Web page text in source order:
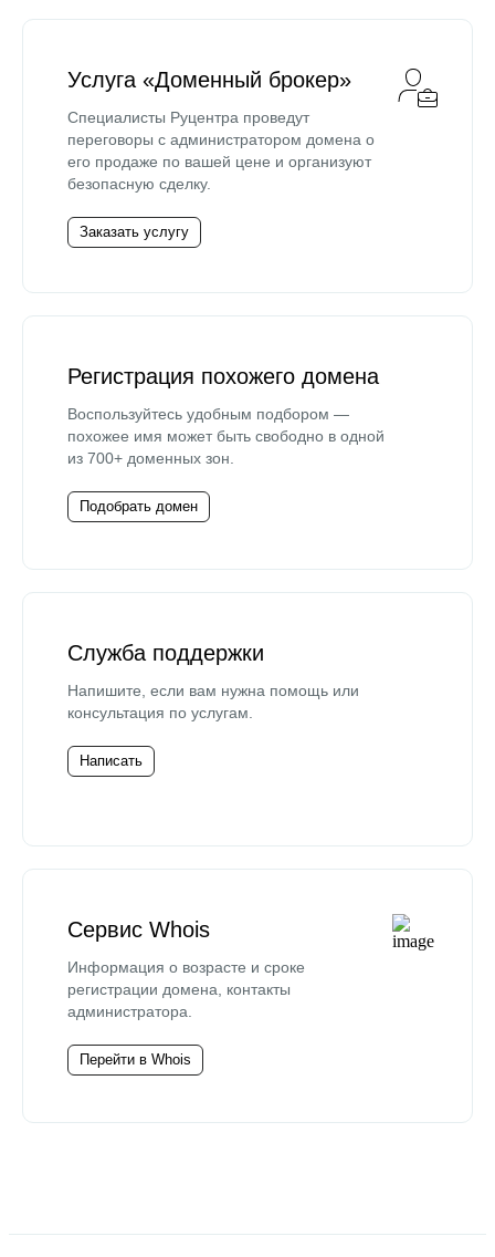
Услуга «Доменный брокер»
Специалисты Руцентра проведут
переговоры с администратором домена о
его продаже по вашей цене и организуют
безопасную сделку.
Заказать услугу
Регистрация похожего домена
Воспользуйтесь удобным подбором —
похожее имя может быть свободно в одной
из 700+ доменных зон.
Подобрать домен
Служба поддержки
Напишите, если вам нужна помощь или
консультация по услугам.
Написать
Сервис Whois
Информация о возрасте и сроке
регистрации домена, контакты
администратора.
Перейти в Whois